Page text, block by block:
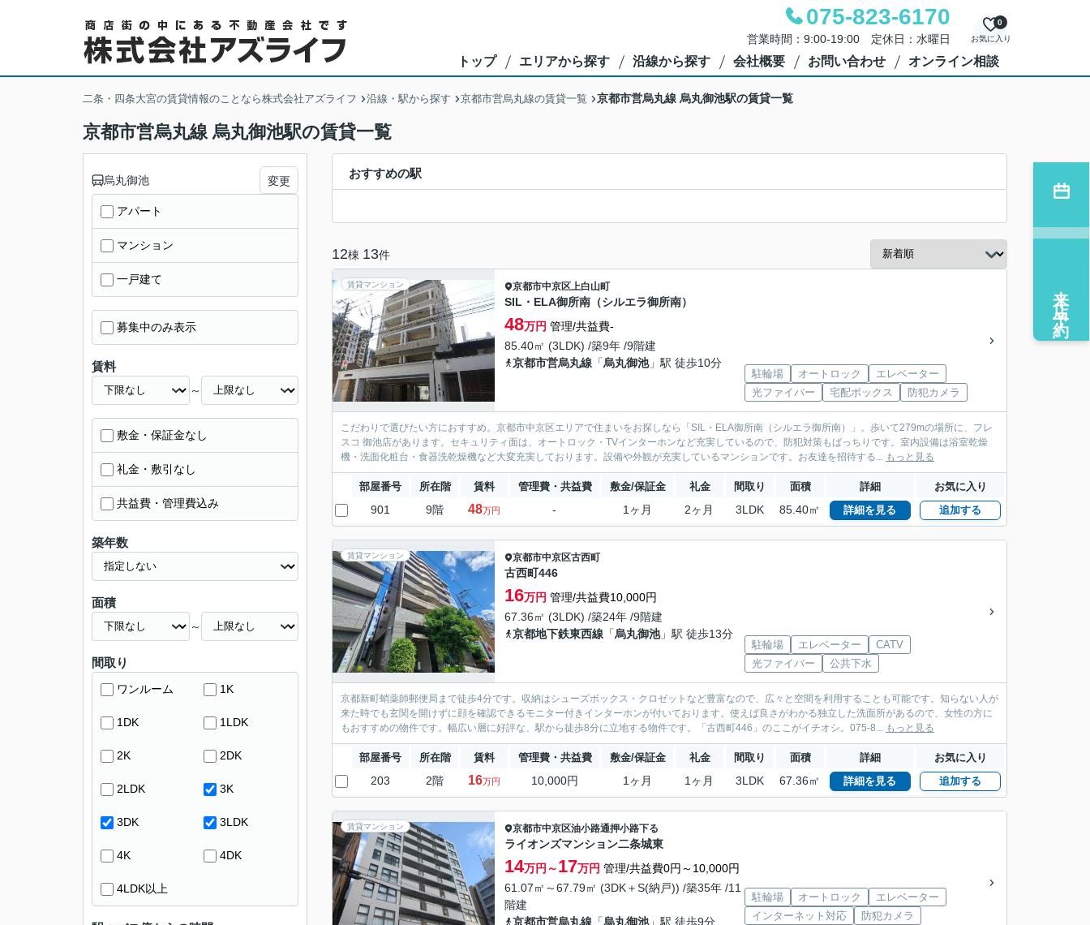
075-823-6170
営業時間：9:00-19:00 定休日：水曜日 お気に入り
0
トップ エリアから探す 沿線から探す 会社概要 お問い合わせ オンライン相談
二条・四条大宮の賃貸情報のことなら株式会社アズライフ 沿線・駅から探す 京都市営烏丸線の賃貸一覧 京都市営烏丸線 烏丸御池駅の賃貸一覧
京都市営烏丸線 烏丸御池駅の賃貸一覧
おすすめの駅
12棟 13件
賃貸マンション 京都市中京区上白山町
SIL・ELA御所南（シルエラ御所南）
48万円 管理/共益費-
85.40㎡ (3LDK) /築9年 /9階建
京都市営烏丸線 「烏丸御池」駅 徒歩10分
駐輪場 オートロック
エレベーター
光ファイバー
宅配ボックス 防犯カメラ
こだわりで選びたい方におすすめ。京都市中京区エリアで住まいをお探しなら「SIL・ELA御所南（シルエラ御所南）」。歩いて279mの場所に、フレ
スコ 御池店があります。セキュリティ面は、オートロック・TVインターホンなど充実しているので、防犯対策もばっちりです。室内設備は浴室乾燥
機・洗面化粧台・食器洗乾燥機など大変充実しております。設備や外観が充実しているマンションです。お友達を招待する... もっと見る
部屋番号 所在階 賃料 管理費・共益費 敷金/保証金 礼金 間取り 面積 詳細 お気に入り
901 9階 48万円 - 1ヶ月 2ヶ月 3LDK 85.40㎡ 詳細を見る 追加する
賃貸マンション 京都市中京区古西町
古西町446
16万円 管理/共益費10,000円
67.36㎡ (3LDK) /築24年 /9階建
京都地下鉄東西線 「烏丸御池」駅 徒歩13分
駐輪場 エレベーター
CATV
光ファイバー
公共下水
京都新町蛸薬師郵便局まで徒歩4分です。収納はシューズボックス・クロゼットなど豊富なので、広々と空間を利用することも可能です。知らない人が
来た時でも玄関を開けずに顔を確認できるモニター付きインターホンが付いております。使えば良さがわかる独立した洗面所があるので、女性の方に
もおすすめの物件です。幅広い層に好評な、駅から徒歩8分に立地する物件です。「古西町446」のここがイチオシ。075-8... もっと見る
部屋番号 所在階 賃料 管理費・共益費 敷金/保証金 礼金 間取り 面積 詳細 お気に入り
203 2階 16万円 10,000円 1ヶ月 1ヶ月 3LDK 67.36㎡ 詳細を見る 追加する
賃貸マンション 京都市中京区油小路通押小路下る
ライオンズマンション二条城東
14万円～17万円 管理/共益費0円～10,000円
61.07㎡～67.79㎡ (3DK＋S(納戸)) /築35年 /11
階建
京都市営烏丸線 「烏丸御池」駅 徒歩9分
駐輪場 オートロック
エレベーター
インターネット対応
防犯カメラ
烏丸御池 変更
アパート
マンション
一戸建て
募集中のみ表示
賃料
～
敷金・保証金なし
礼金・敷引なし
共益費・管理費込み
築年数
面積
～
間取り
ワンルーム 1K
1DK 1LDK
2K 2DK
2LDK 3K
3DK 3LDK
4K 4DK
4LDK以上
来店予約